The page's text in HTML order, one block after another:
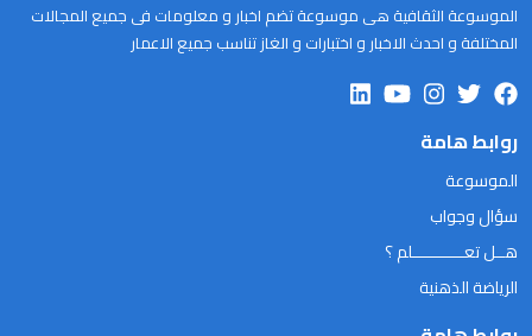
الموسوعة الثقافية هى موسوعة تضم اخبار و معلومات فى جميع المجالات
المختلفة و احدث الاخبار و اختبارات و الغاز تناسب جميع الاعمار
روابط هامة
الموسوعة
سؤال وجواب
هــل تعـــــــــــلم ؟
الرياضة الذهنية